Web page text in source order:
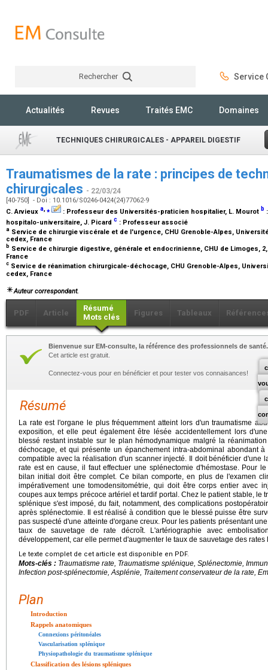
Rechercher Service
Actualités Revues Traités EMC Domaines
TECHNIQUES CHIRURGICALES - APPAREIL DIGESTIF
Traumatismes de la rate : principes de
chirurgicales - 22/03/24
[40-750] - Doi : 10.1016/S0246-0424(24)77062-9
C. Arvieux a,⁎ : Professeur des Universités-praticien hospitalier, L. Mourot b
hospitalo-universitaire, J. Picard c : Professeur associé
a Service de chirurgie viscérale et de l'urgence, CHU Grenoble-Alpes,
cedex, France
b Service de chirurgie digestive, générale et endocrinienne, CHU de Limoges,
France
c Service de réanimation chirurgicale-déchocage, CHU Grenoble-Alpes,
cedex, France
Auteur correspondant.
PDF Article
Résumé
Mots clés
Figures Tableaux
Bienvenue sur EM-consulte, la référence des professionnels de santé.
Cet article est gratuit.
Connectez-vous pour en bénéficier et pour tester vos connaisances!
Résumé
La rate est l'organe le plus fréquemment atteint lors d'un traumatisme
exposition, et elle peut également être lésée accidentellement lors
blessé restant instable sur le plan hémodynamique malgré la
déchocage, et qui présente un épanchement intra-abdominal abondant
compatible avec la réalisation d'un scanner injecté. Il doit bénéficier d'une
rate est en cause, il faut effectuer une splénectomie d'hémostase. Pour
bilan initial doit être complet. Ce bilan comporte, en plus de l'examen
impérativement une tomodensitométrie, qui doit être corps entier avec
coupes aux temps précoce artériel et tardif portal. Chez le patient stable, le
splénique s'est imposé, du fait, notamment, des complications
après splénectomie. Il est réalisé à condition que le blessé puisse être
pas suspecté d'une atteinte d'organe creux. Pour les patients présentant
taux de sauvetage de rate décroît. L'artériographie avec
développement, car elle permet d'augmenter le taux de sauvetage des rates
Le texte complet de cet article est disponible en PDF.
Mots-clés : Traumatisme rate, Traumatisme splénique, Splénectomie,
Infection post-splénectomie, Asplénie, Traitement conservateur de la rate,
Plan
Introduction
Rappels anatomiques
Connexions péritonéales
Vascularisation splénique
Physiopathologie du traumatisme splénique
Classification des lésions spléniques